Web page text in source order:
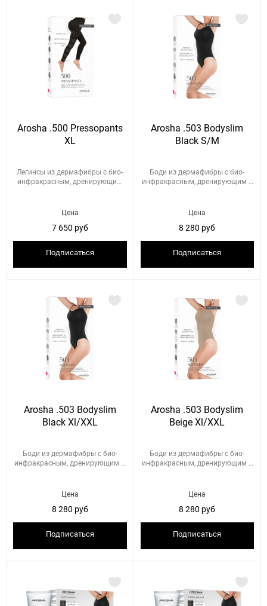
Arosha .500 Pressopants
XL
Легинсы из дермафибры с био-
инфракрасным, дренирующим
Цена
7 650 руб
Подписаться
Arosha .503 Bodyslim
Black S/M
Боди из дермафибры с био-
инфракрасным, дренирующим и
Цена
8 280 руб
Подписаться
Arosha .503 Bodyslim
Black Xl/XXL
Боди из дермафибры с био-
инфракрасным, дренирующим и
Цена
8 280 руб
Подписаться
Arosha .503 Bodyslim
Beige Xl/XXL
Боди из дермафибры с био-
инфракрасным, дренирующим и
Цена
8 280 руб
Подписаться